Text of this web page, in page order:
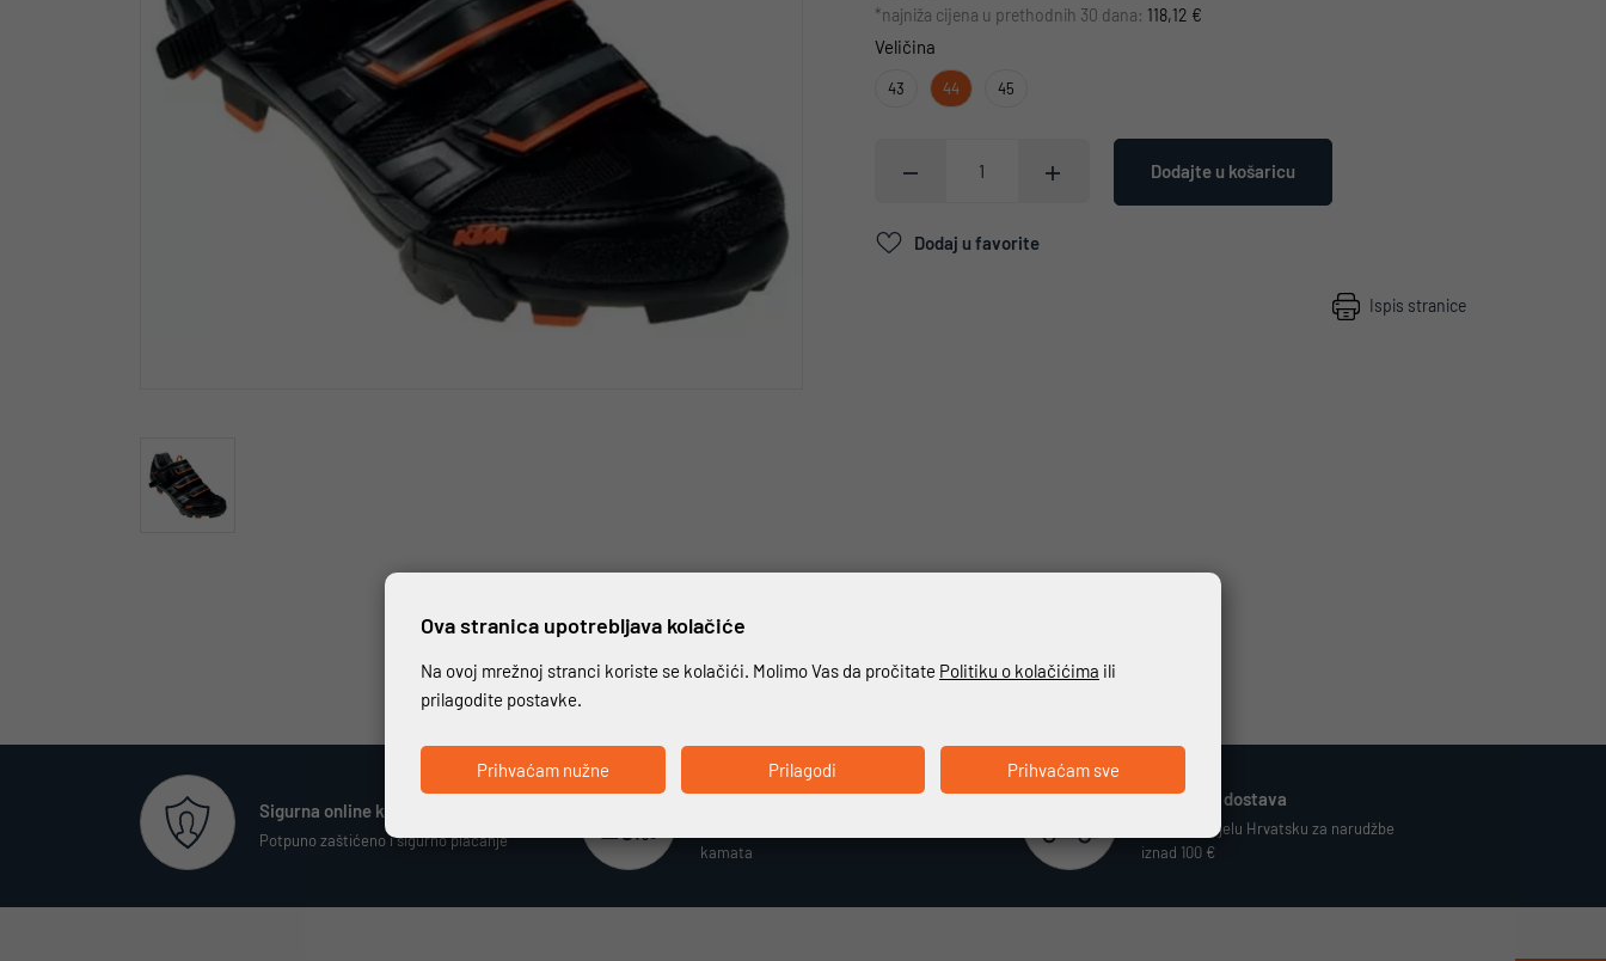
*najniža cijena u prethodnih 30 dana: 118,12 €
Veličina
43 44 45
Dodajte u košaricu
Dodaj u favorite
Ispis stranice
Sigurna online kupovina
Potpuno zaštićeno i sigurno plaćanje
Beskamatno plaćanje
kamata
Besplatna dostava
Vrijedi za cijelu Hrvatsku za narudžbe
iznad 100 €
Ova stranica upotrebljava kolačiće
Na ovoj mrežnoj stranci koriste se kolačići. Molimo Vas da pročitate Politiku o kolačićima ili
prilagodite postavke.
Prihvaćam nužne Prilagodi Prihvaćam sve